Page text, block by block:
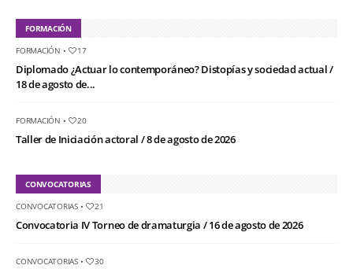
FORMACIÓN
FORMACIÓN • 17
Diplomado ¿Actuar lo contemporáneo? Distopías y sociedad actual /
18 de agosto de...
FORMACIÓN • 20
Taller de Iniciación actoral / 8 de agosto de 2026
CONVOCATORIAS
CONVOCATORIAS• 21
Convocatoria IV Torneo de dramaturgia / 16 de agosto de 2026
CONVOCATORIAS• 30